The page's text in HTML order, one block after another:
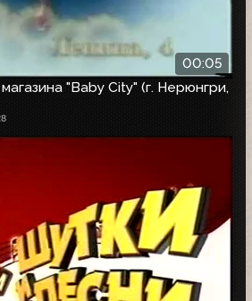
00:05
"Baby City" (г. Нерюнгри,